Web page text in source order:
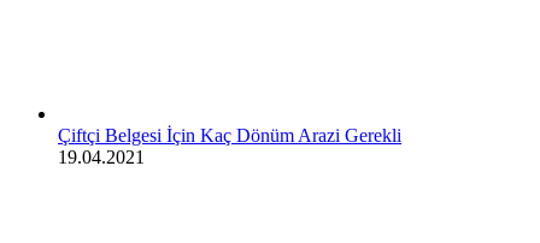
Çiftçi Belgesi İçin Kaç Dönüm Arazi Gerekli
19.04.2021